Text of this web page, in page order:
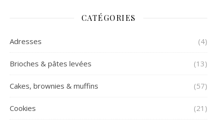
CATÉGORIES
Adresses (4)
Brioches & pâtes levées (13)
Cakes, brownies & muffins (57)
Cookies (21)